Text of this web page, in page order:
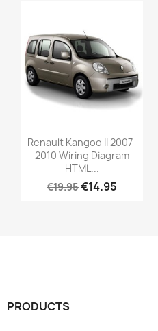
Renault Kangoo II 2007-
2010 Wiring Diagram
HTML...
€19.95€14.95
PRODUCTS